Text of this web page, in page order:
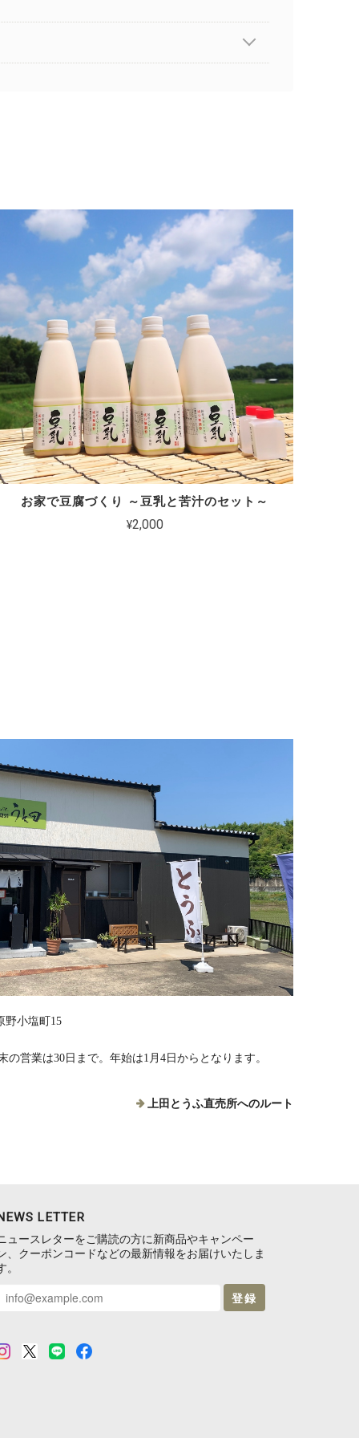
お家で豆腐づくり ～豆乳と苦汁のセット～
¥2,000
野小塩町15
の営業は30日まで。年始は1月4日からとなります。
上田とうふ直売所へのルート
LETTER
ュースレターをご購読の方に新商品やキャンペー
、クーポンコードなどの最新情報をお届けいたしま
。
登録